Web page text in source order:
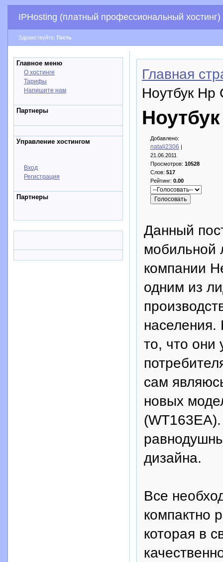
IPHosting (платный профессиональный хостинг)
Здравствуйте, Гость
Главное меню
О хостинге
Тарифы
Напишите нам
Партнеры
Управление хостингом
Вход
Регистрация
Партнеры
Главная
Ноутбук Hp
Добавлено:
natali2306 |
21.06.2011
Просмотров: 10528
Слов: 517
Рейтинг: 0.00
Данный
мобильной
компании
одним из
населения.
то, что они
сам
новых
дизайна.
Все
компактно
которая в